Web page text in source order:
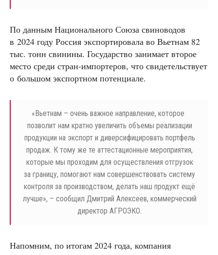
По данным Национального Союза свиноводов
в 2024 году Россия экспортировала во Вьетнам 82
тыс. тонн свинины. Государство занимает второе
место среди стран-импортеров, что свидетельствует
о большом экспортном потенциале.
«Вьетнам – очень важное направление, которое
позволит нам кратно увеличить объемы реализации
продукции на экспорт и диверсифицировать портфель
продаж. К тому же те аттестационные мероприятия,
которые мы проходим для осуществления отгрузок
за границу, помогают нам совершенствовать систему
контроля за производством, делать наш продукт ещё
лучше», – сообщил Дмитрий Алексеев, коммерческий
директор АГРОЭКО.
Напомним, по итогам 2024 года, компания